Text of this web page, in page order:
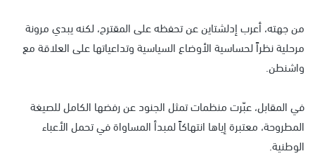
من جهته، أعرب إدلشتاين عن تحفظه على المقترح، لكنه يبدي مرونة
مرحلية نظراً لحساسية الأوضاع السياسية وتداعياتها على العلاقة مع
واشنطن.
في المقابل، عبّرت منظمات تمثل الجنود عن رفضها الكامل للصيغة
المطروحة، معتبرة إياها انتهاكاً لمبدأ المساواة في تحمل الأعباء
الوطنية.